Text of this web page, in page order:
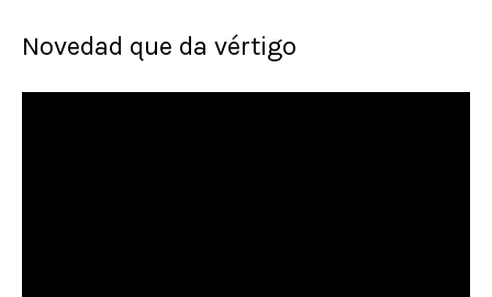
Novedad que da vértigo